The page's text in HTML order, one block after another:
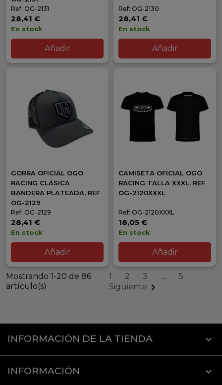
Ref: OG-2131
28,41 €
En stock
Añadir
Ref: OG-2130
28,41 €
En stock
Añadir
GORRA OFICIAL OGO
RACING CLÁSICA
BANDERA PLATEADA. REF
OG-2129
Ref: OG-2129
28,41 €
En stock
Añadir
CAMISETA OFICIAL OGO
RACING TALLA XXXL. REF
OG-2120XXXL
Ref: OG-2120XXXL
18,05 €
En stock
Añadir
Mostrando 1-20 de 86
artículo(s)
1 2 3 …
5
Siguiente 
INFORMACIÓN DE LA TIENDA keyboard_arrow_down
INFORMACIÓN 